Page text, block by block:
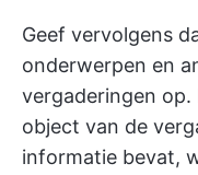
Geef vervolgens
onderwerpen en
vergaderingen op.
object van de
informatie bevat,